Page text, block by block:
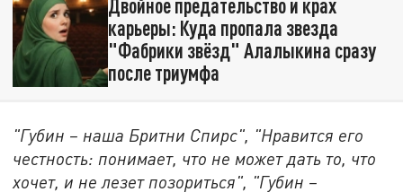
Двойное предательство и крах
карьеры: Куда пропала звезда
"Фабрики звёзд" Алалыкина сразу
после триумфа
"Губин – наша Бритни Спирс", "Нравится его
честность: понимает, что не может дать то, что
хочет, и не лезет позориться", "Губин –